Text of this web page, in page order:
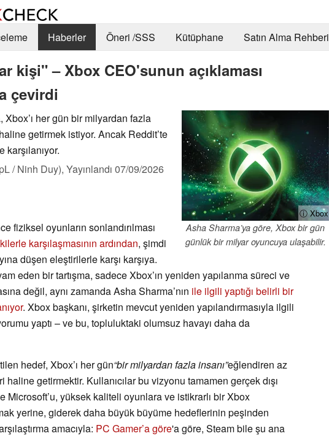
Haberler Öneri /SSS Kütüphane Satın Alma Rehberi
kişi" – Xbox CEO'sunun açıklaması
çevirdi
ⓘ Xbox
Asha Sharma’ya göre, Xbox bir gün
günlük bir milyar oyuncuya ulaşabilir.
her gün bir milyardan fazla
getirmek istiyor. Ancak Reddit’te
/ Ninh Duy), Yayınlandı 07/09/2026
fiziksel oyunların sonlandırılması
karşılaşmasının ardından, şimdi
düşen eleştirilerle karşı karşıya.
eden bir tartışma, sadece Xbox’ın yeniden yapılanma süreci ve
değil, aynı zamanda Asha Sharma’nın ile ilgili yaptığı belirli bir
. Xbox başkanı, şirketin mevcut yeniden yapılandırmasıyla ilgili
yaptı – ve bu, topluluktaki olumsuz havayı daha da
hedef, Xbox’ı her gün“bir milyardan fazla insanı”eğlendiren az
haline getirmektir. Kullanıcılar bu vizyonu tamamen gerçek dışı
Microsoft’u, yüksek kaliteli oyunlara ve istikrarlı bir Xbox
yerine, giderek daha büyük büyüme hedeflerinin peşinden
amacıyla: PC Gamer’a göre'a göre, Steam bile şu ana